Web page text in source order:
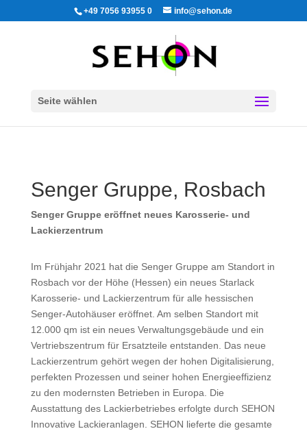
+49 7056 93955 0 info@sehon.de
Seite wählen
Senger Gruppe, Rosbach
Senger Gruppe eröffnet neues Karosserie- und
Lackierzentrum
Im Frühjahr 2021 hat die Senger Gruppe am Standort in
Rosbach vor der Höhe (Hessen) ein neues Starlack
Karosserie- und Lackierzentrum für alle hessischen
Senger-Autohäuser eröffnet. Am selben Standort mit
12.000 qm ist ein neues Verwaltungsgebäude und ein
Vertriebszentrum für Ersatzteile entstanden. Das neue
Lackierzentrum gehört wegen der hohen Digitalisierung,
perfekten Prozessen und seiner hohen Energieeffizienz
zu den modernsten Betrieben in Europa. Die
Ausstattung des Lackierbetriebes erfolgte durch SEHON
Innovative Lackieranlagen. SEHON lieferte die gesamte